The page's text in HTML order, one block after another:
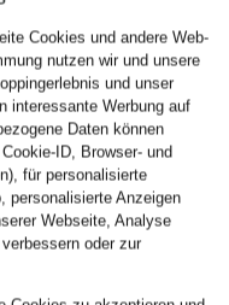
Cookies und andere Web-
nutzen wir und unsere
und unser
interessante Werbung auf
Daten können
ID, Browser- und
für personalisierte
personalisierte Anzeigen
Webseite, Analyse
oder zur